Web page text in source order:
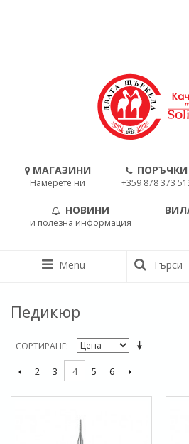
МАГАЗИНИ
Намерете ни
ПОРЪЧКИ
+359 878 373
НОВИНИ
и полезна информация
Menu Търси
Педикюр
СОРТИРАНЕ
2 3 4 5 6